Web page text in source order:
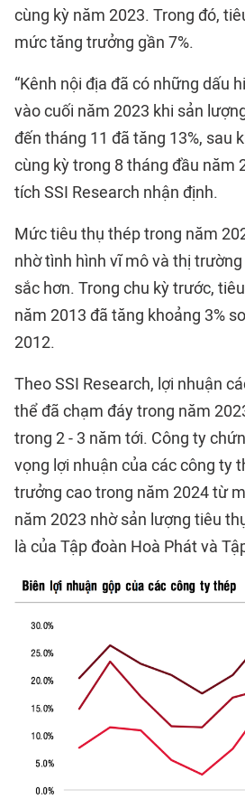
cùng kỳ năm 2023. Trong đó,
mức tăng trưởng gần 7%.
“Kênh nội địa đã có những dấu
vào cuối năm 2023 khi sản
đến tháng 11 đã tăng 13%, sau
cùng kỳ trong 8 tháng đầu năm
tích SSI Research nhận định.
Mức tiêu thụ thép trong năm
nhờ tình hình vĩ mô và thị
sắc hơn. Trong chu kỳ trước,
năm 2013 đã tăng khoảng 3%
2012.
Theo SSI Research, lợi nhuận
thể đã chạm đáy trong năm
trong 2 - 3 năm tới. Công ty
vọng lợi nhuận của các công ty
trưởng cao trong năm 2024 từ
năm 2023 nhờ sản lượng tiêu
là của Tập đoàn Hoà Phát và